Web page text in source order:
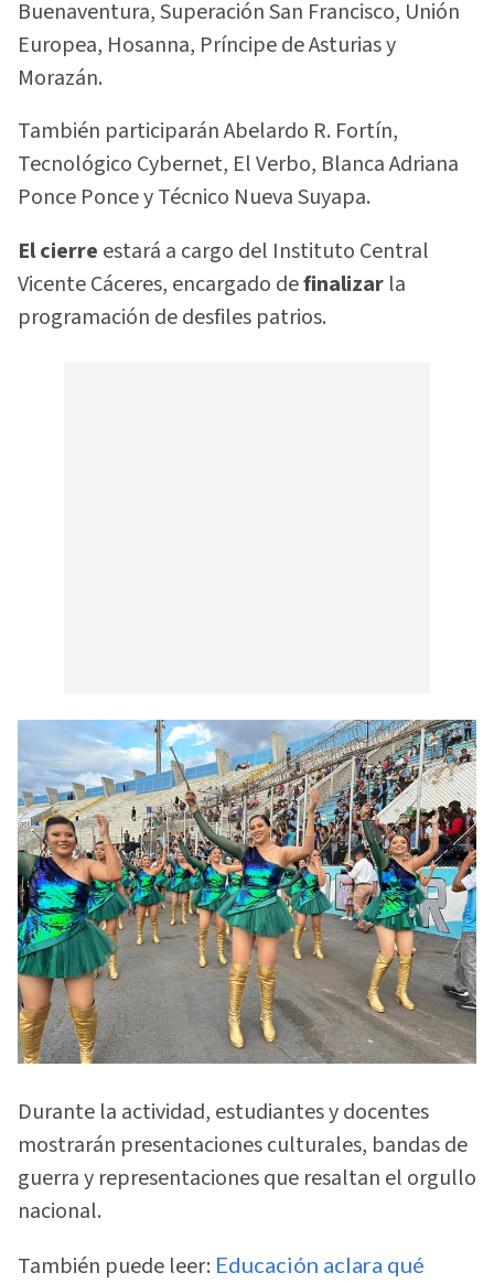
Buenaventura, Superación San Francisco, Unión
Europea, Hosanna, Príncipe de Asturias y
Morazán.
También participarán Abelardo R. Fortín,
Tecnológico Cybernet, El Verbo, Blanca Adriana
Ponce Ponce y Técnico Nueva Suyapa.
El cierre estará a cargo del Instituto Central
Vicente Cáceres, encargado definalizar la
programación de desfiles patrios.
Durante la actividad, estudiantes y docentes
mostrarán presentaciones culturales, bandas de
guerra y representaciones que resaltan el orgullo
nacional.
También puede leer: Educación aclara qué